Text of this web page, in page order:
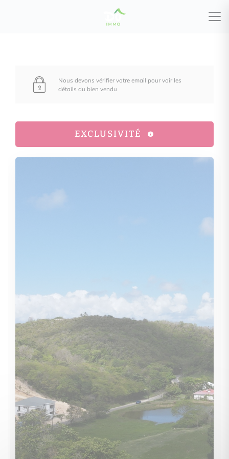
Nous devons vérifier votre email pour voir les
détails du bien vendu
EXCLUSIVITÉ